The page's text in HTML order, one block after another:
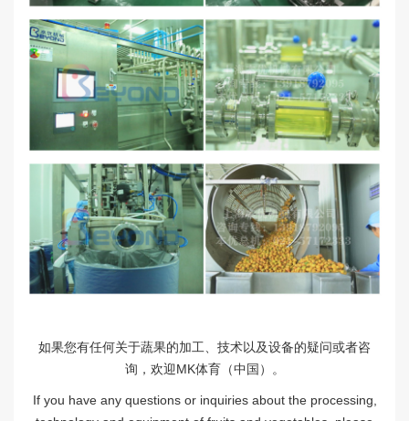
如果您有任何关于蔬果的加工、技术以及设备的疑问或者咨
询，欢迎MK体育（中国）。
If you have any questions or inquiries about the processing,